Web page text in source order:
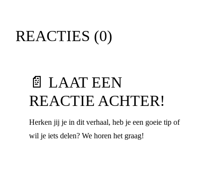
REACTIES (0)
📄 LAAT EEN
REACTIE ACHTER!
Herken jij je in dit verhaal, heb je een goeie tip of
wil je iets delen? We horen het graag!